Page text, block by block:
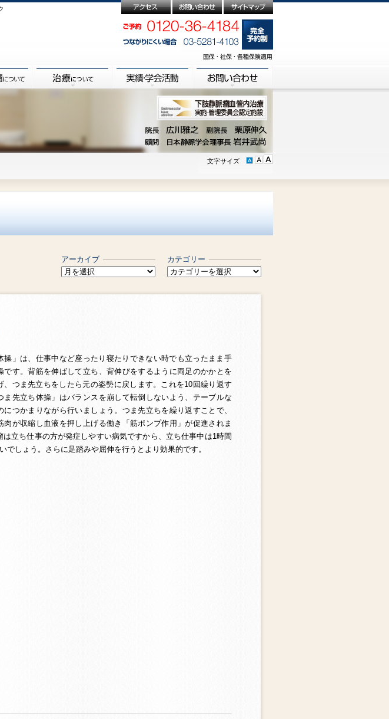
文字サイズ
アーカイブ カテゴリー
操」は、仕事中など座ったり寝たりできない時でも立ったまま手
です。背筋を伸ばして立ち、背伸びをするように両足のかかとを
、つま先立ちをしたら元の姿勢に戻します。これを10回繰り返す
ま先立ち体操」はバランスを崩して転倒しないよう、テーブルな
につかまりながら行いましょう。つま先立ちを繰り返すことで、
肉が収縮し血液を押し上げる働き「筋ポンプ作用」が促進されま
は立ち仕事の方が発症しやすい病気ですから、立ち仕事中は1時間
でしょう。さらに足踏みや屈伸を行うとより効果的です。